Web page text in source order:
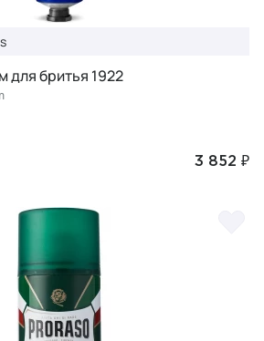
бритья 1922
3 852 ₽